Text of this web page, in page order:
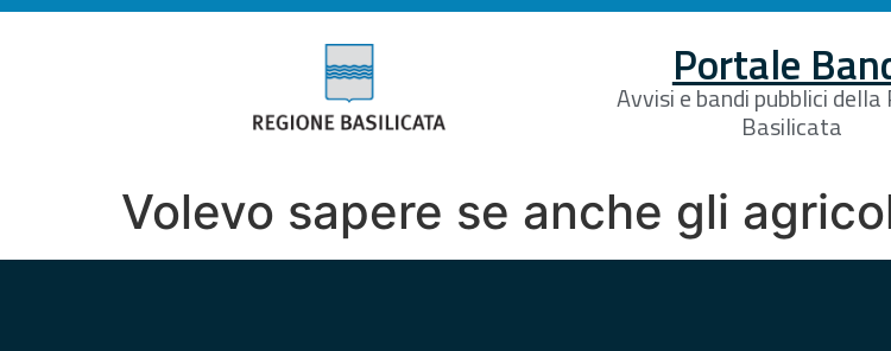
Portale
Avvisi e bandi pubblici della
Basilicata
Volevo sapere se anche gli